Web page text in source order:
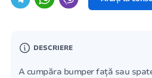
DESCRIERE
A cumpăra bumper față sau